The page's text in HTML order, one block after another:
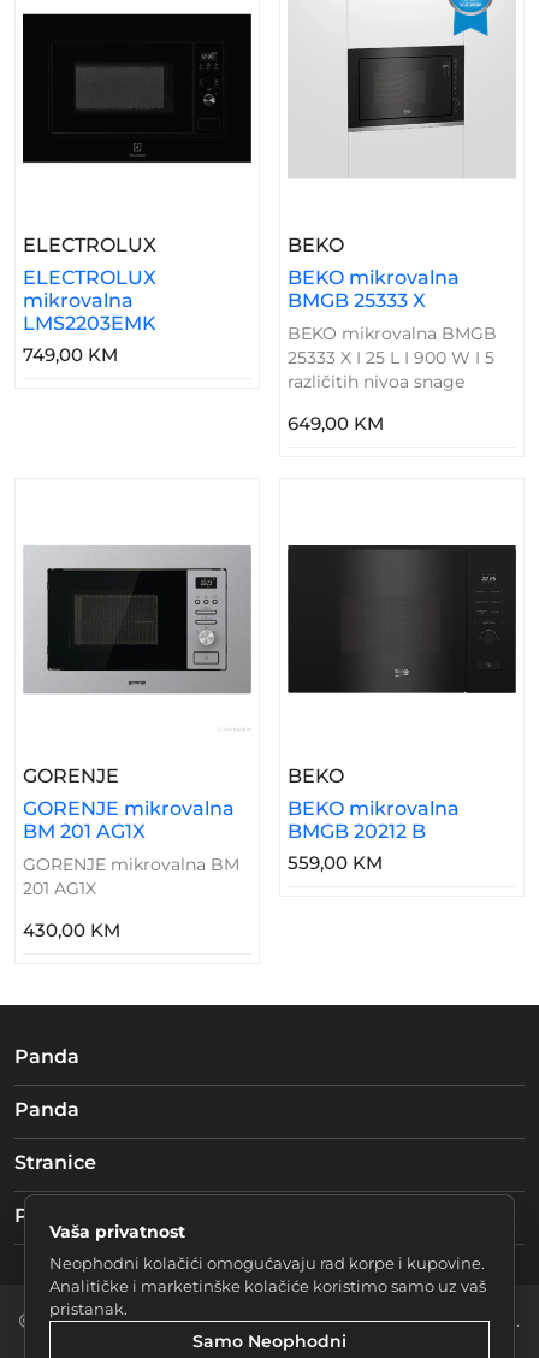
ELECTROLUX – ELECTROLUX Mikrovalna
ELECTROLUX
mikrovalna
LMS2203EMK
749,00 KM
BEKO– BEKO Mikrovalna
BEKO mikrovalna
BMGB 25333 X
BEKO mikrovalna BMGB
25333 X I 25 L I 900 W I 5
različitih nivoa snage
649,00 KM
GORENJE – GORENJE Mikrovalna BM 201 AG1X
GORENJE mikrovalna
BM 201 AG1X
GORENJE mikrovalna BM
201 AG1X
430,00 KM
BEKO– BEKO Mikrovalna
BEKO mikrovalna
BMGB 20212 B
559,00 KM
Panda
Panda
Stranice
Pratite nas
2026 Braća mučke d.o.o. Sarajevo. Sva prava zadržana.
Vaša privatnost
Neophodni kolačići omogućavaju rad korpe i kupovine.
Analitičke i marketinške kolačiće koristimo samo uz vaš
pristanak.
Samo Neophodni